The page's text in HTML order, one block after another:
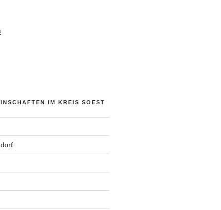
IM KREIS SOEST